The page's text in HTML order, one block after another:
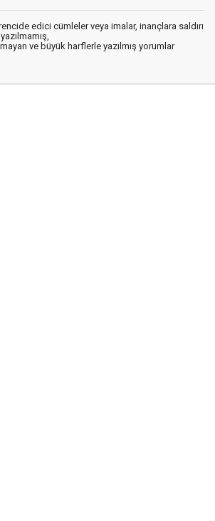
edici cümleler veya imalar, inançlara saldırı
ve büyük harflerle yazılmış yorumlar